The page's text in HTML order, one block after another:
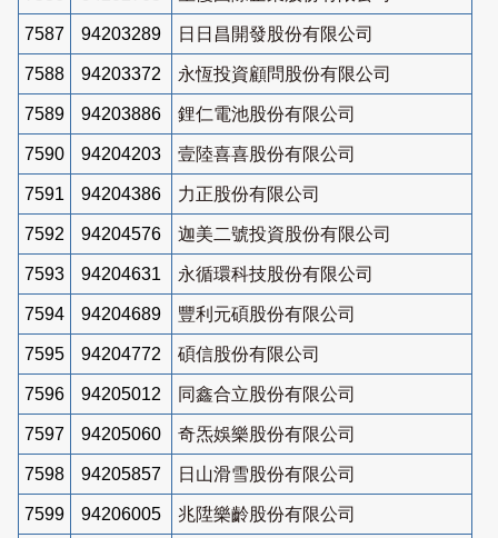
7587 94203289 日日昌開發股份有限公司
7588 94203372 永恆投資顧問股份有限公司
7589 94203886 鋰仁電池股份有限公司
7590 94204203 壹陸喜喜股份有限公司
7591 94204386 力正股份有限公司
7592 94204576 迦美二號投資股份有限公司
7593 94204631 永循環科技股份有限公司
7594 94204689 豐利元碩股份有限公司
7595 94204772 碩信股份有限公司
7596 94205012 同鑫合立股份有限公司
7597 94205060 奇炁娛樂股份有限公司
7598 94205857 日山滑雪股份有限公司
7599 94206005 兆陞樂齡股份有限公司